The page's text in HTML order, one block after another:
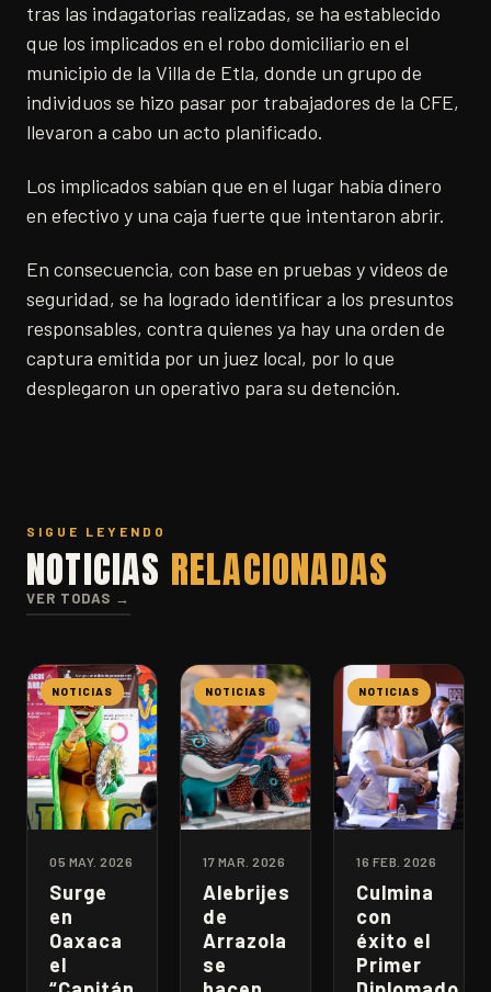
tras las indagatorias realizadas, se ha establecido
que los implicados en el robo domiciliario en el
municipio de la Villa de Etla, donde un grupo de
individuos se hizo pasar por trabajadores de la CFE,
llevaron a cabo un acto planificado.
Los implicados sabían que en el lugar había dinero
en efectivo y una caja fuerte que intentaron abrir.
En consecuencia, con base en pruebas y videos de
seguridad, se ha logrado identificar a los presuntos
responsables, contra quienes ya hay una orden de
captura emitida por un juez local, por lo que
desplegaron un operativo para su detención.
SIGUE LEYENDO
NOTICIAS RELACIONADAS
VER TODAS →
NOTICIAS
05 MAY. 2026
Surge
en
Oaxaca
el
NOTICIAS
17 MAR. 2026
Alebrijes
de
Arrazola
se
NOTICIAS
16 FEB. 2026
Culmina
con
éxito el
Primer